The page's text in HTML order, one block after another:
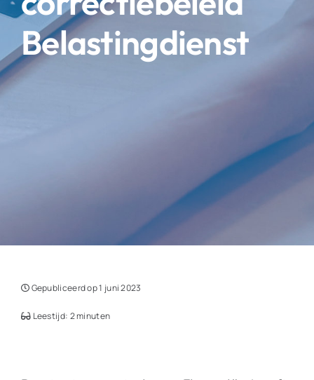
Belastingdienst
Gepubliceerd op 1 juni 2023
Leestijd: 2 minuten